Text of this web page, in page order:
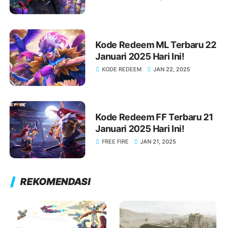
Kode Redeem ML Terbaru 22
Januari 2025 Hari Ini!
KODE REDEEM JAN 22, 2025
Kode Redeem FF Terbaru 21
Januari 2025 Hari Ini!
FREE FIRE JAN 21, 2025
REKOMENDASI